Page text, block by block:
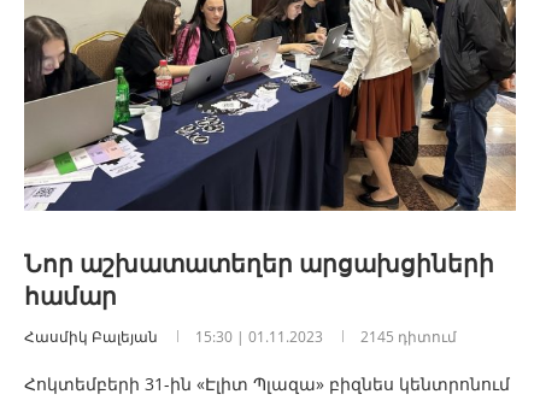
Նոր աշխատատեղեր արցախցիների
համար
Հասմիկ Բալեյան 15:30 | 01.11.2023 2145 դիտում
Հոկտեմբերի 31-ին «Էլիտ Պլազա» բիզնես կենտրոնում